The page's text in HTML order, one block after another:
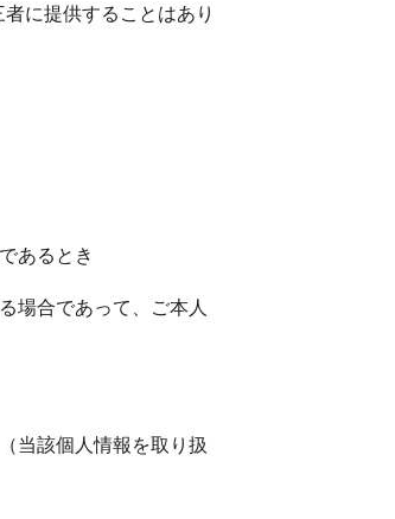
に提供することはあり
あるとき
場合であって、ご本人
当該個人情報を取り扱